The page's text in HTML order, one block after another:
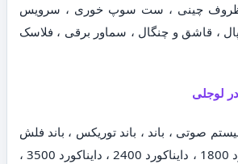
ظروف چینی ، ست سوپ خوری ، سرویس
، قاشق و چنگال ، سماور برقی ، فلاسک
لوجلی
صوتی ، باند ، باند توریکس ، باند فلش
خور ، ساب ، دایناکورد 1800 ، دایناکورد 2400 ، دایناکورد 3500 ،